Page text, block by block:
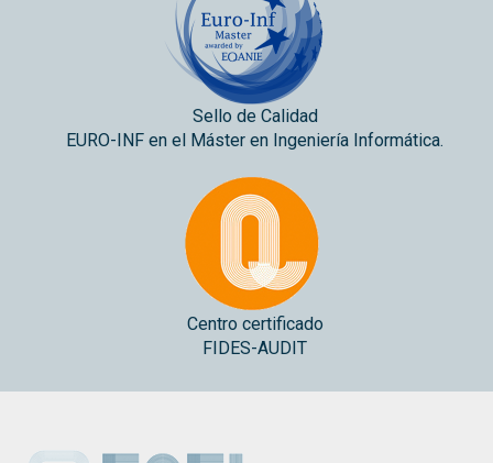
Sello de Calidad
EURO-INF en el Máster en Ingeniería Informática.
Centro certificado
FIDES-AUDIT
ESEI